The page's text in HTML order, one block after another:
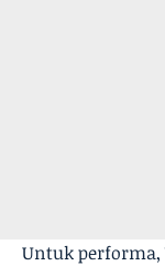
Untuk performa,